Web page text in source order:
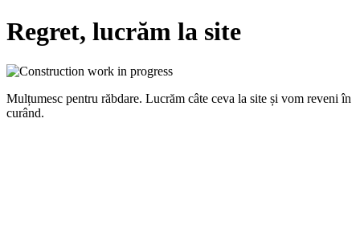
Regret, lucrăm la site
Mulțumesc pentru răbdare. Lucrăm câte ceva la site și vom reveni în
curând.